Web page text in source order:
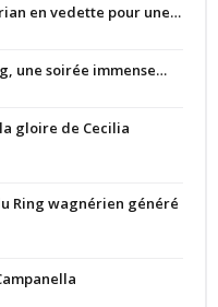
en vedette pour une…
une soirée immense…
gloire de Cecilia
Ring wagnérien généré